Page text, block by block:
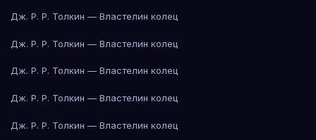
Дж. Р. Р. Толкин — Властелин колец
Дж. Р. Р. Толкин — Властелин колец
Дж. Р. Р. Толкин — Властелин колец
Дж. Р. Р. Толкин — Властелин колец
Дж. Р. Р. Толкин — Властелин колец